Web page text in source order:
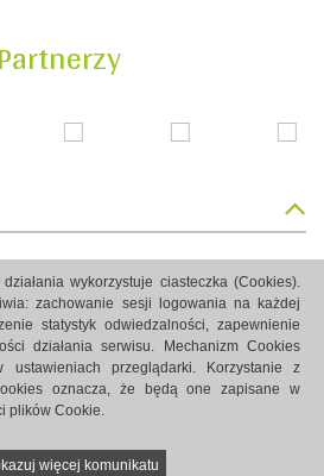
wykorzystuje ciasteczka (Cookies).
zachowanie sesji logowania na każdej
statystyk odwiedzalności, zapewnienie
działania serwisu. Mechanizm Cookies
ustawieniach przeglądarki. Korzystanie z
oznacza, że będą one zapisane w
plików Cookie.
więcej komunikatu
Partnerzy
created by Rutcom